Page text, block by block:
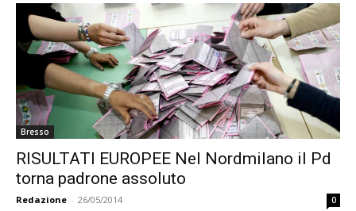
Bresso
RISULTATI EUROPEE Nel Nordmilano il Pd
torna padrone assoluto
Redazione - 26/05/2014 0